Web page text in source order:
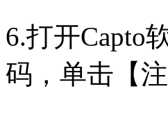
6.打开Capto
码，单击【